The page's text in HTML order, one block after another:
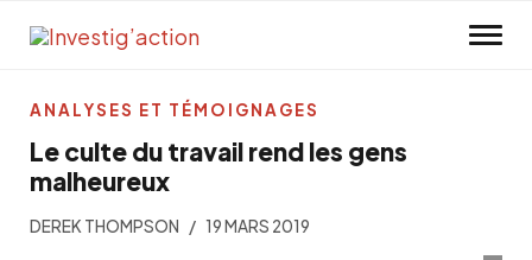
Le culte du travail rend les gens
malheureux
DEREK THOMPSON 19 MARS 2019
ANALYSES ET TÉMOIGNAGES